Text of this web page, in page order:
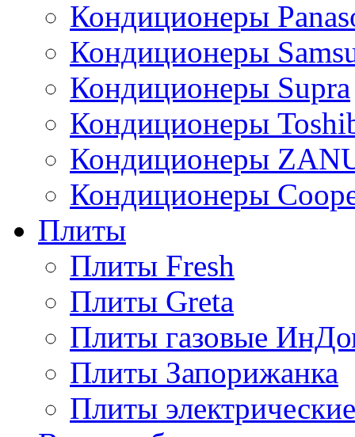
Кондиционеры
Кондиционеры
Кондиционеры Supra
Кондиционеры
Кондиционеры
Кондиционеры
Плиты
Плиты Fresh
Плиты Greta
Плиты газовые
Плиты Запорижанка
Плиты